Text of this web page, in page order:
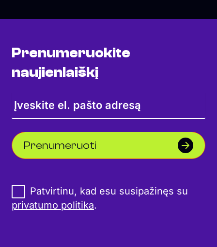
Prenumeruokite
naujienlaiškį
Prenumeruoti
Patvirtinu, kad esu susipažinęs su
privatumo politika.